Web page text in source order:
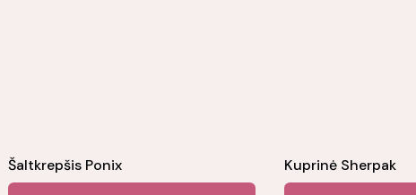
Šaltkrepšis Ponix Kuprinė Sherpak